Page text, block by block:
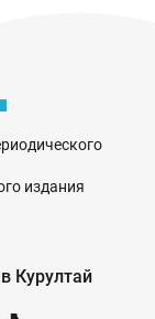
издания
Курултай